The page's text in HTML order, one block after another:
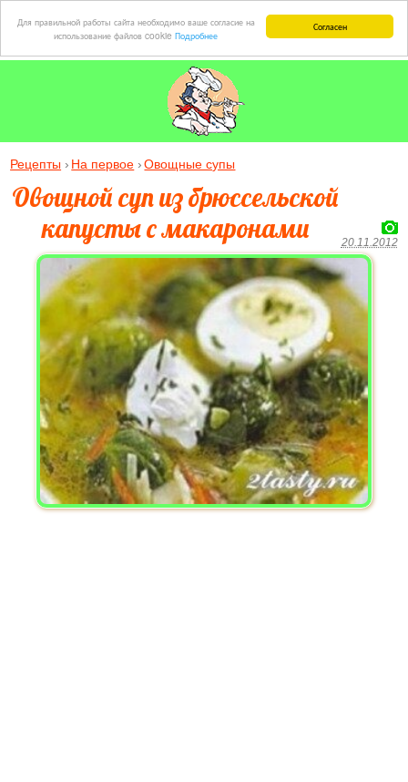
Согласен
Для правильной работы сайта необходимо ваше согласие на
использование файлов cookie Подробнее
Рецепты На первое Овощные супы
Овощной суп из брюссельской
капусты с макаронами
20.11.2012